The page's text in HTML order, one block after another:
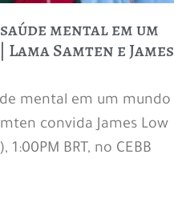
mental em um
Samten e James
mental em um mundo
convida James Low
1:00PM BRT, no CEBB